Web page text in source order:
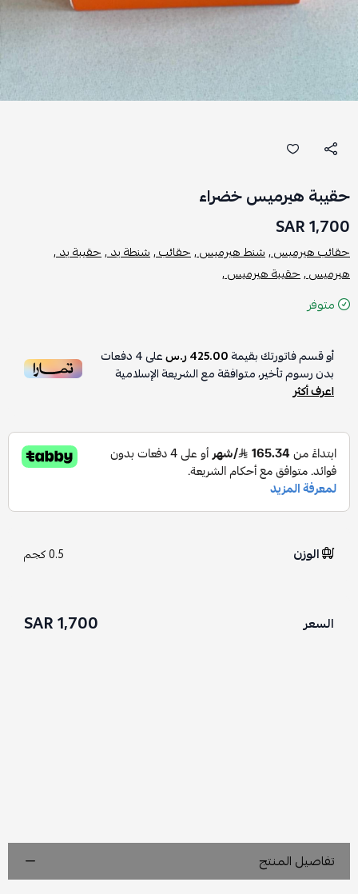
حقيبة هيرميس خضراء
1,700 SAR
حقائب هيرميس ,شنط هيرميس ,حقائب ,شنطة يد ,حقيبة يد ,
هيرميس ,حقيبة هيرميس ,
متوفر
أو قسم فاتورتك بقيمة425.00 ر.س على4دفعات
بدون رسوم تأخير، متوافقة مع الشريعة الإسلامية
اعرف أكثر
الوزن 0.5 كجم
السعر 1,700 SAR
تفاصيل المنتج